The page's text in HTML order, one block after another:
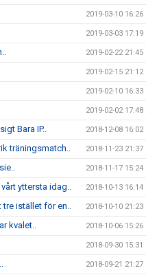
2019-03-10 16:26
2019-03-03 17:19
2019-02-22 21:45
2019-02-15 21:12
2019-02-10 16:33
2019-02-02 17:48
Bara IP.. 2018-12-08 16:02
träningsmatch.. 2018-11-23 21:37
2018-11-17 15:24
yttersta idag.. 2018-10-13 16:14
istället för en.. 2018-10-10 21:23
kvalet.. 2018-10-06 15:26
2018-09-30 15:31
2018-09-21 21:27